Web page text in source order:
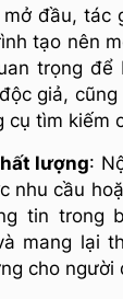
đầu, tác
tạo nên
trọng để
giả,
cụ tìm kiếm
lượng:
nhu cầu
tin trong
mang lại
cho người